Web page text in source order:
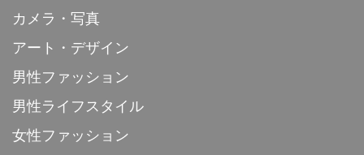
カメラ・写真
アート・デザイン
男性ファッション
男性ライフスタイル
女性ファッション